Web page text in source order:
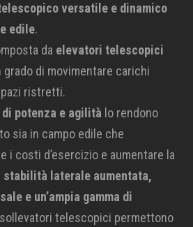
versatile e dinamico
edile.
da elevatori telescopici
grado di movimentare carichi
ristretti.
potenza e agilità lo rendono
sia in campo edile che
i costi d’esercizio e aumentare la
stabilità laterale aumentata,
e un’ampia gamma di
telescopici permettono